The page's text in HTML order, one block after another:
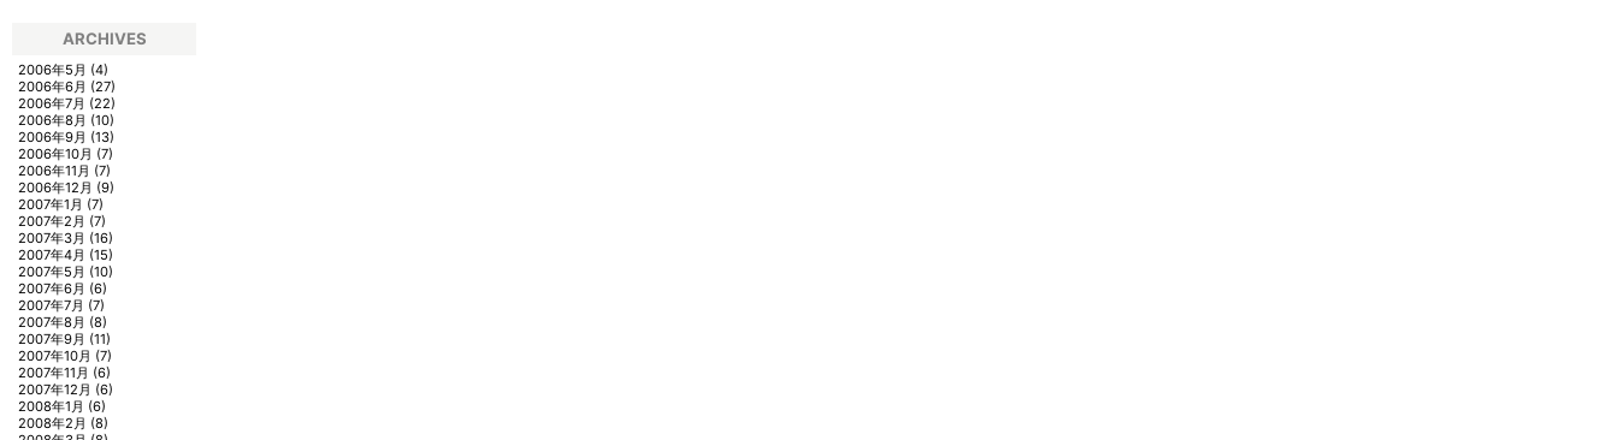
ARCHIVES
2006年5月 (4)
2006年6月 (27)
2006年7月 (22)
2006年8月 (10)
2006年9月 (13)
2006年10月 (7)
2006年11月 (7)
2006年12月 (9)
2007年1月 (7)
2007年2月 (7)
2007年3月 (16)
2007年4月 (15)
2007年5月 (10)
2007年6月 (6)
2007年7月 (7)
2007年8月 (8)
2007年9月 (11)
2007年10月 (7)
2007年11月 (6)
2007年12月 (6)
2008年1月 (6)
2008年2月 (8)